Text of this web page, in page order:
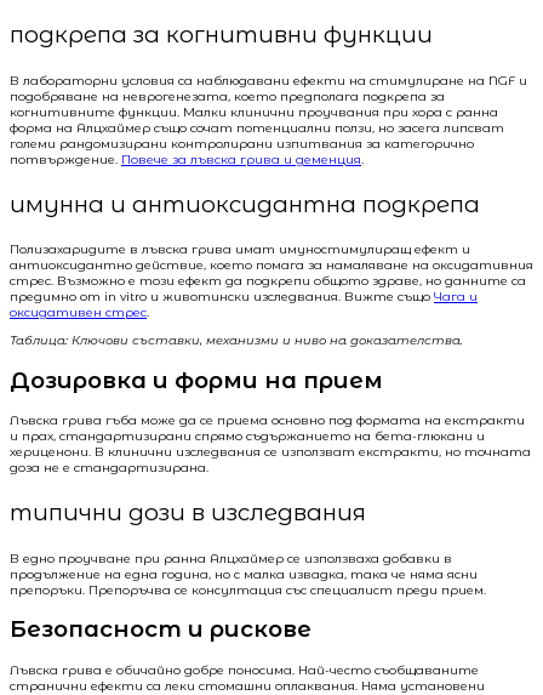
подкрепа за когнитивни функции
В лабораторни условия са наблюдавани ефекти на стимулиране на NGF и
подобряване на неврогенезата, което предполага подкрепа за
когнитивните функции. Малки клинични проучвания при хора с ранна
форма на Алцхаймер също сочат потенциални ползи, но засега липсват
големи рандомизирани контролирани изпитвания за категорично
потвърждение. Повече за лъвска грива и деменция.
имунна и антиоксидантна подкрепа
Полизахаридите в лъвска грива имат имуностимулиращ ефект и
антиоксидантно действие, което помага за намаляване на оксидативния
стрес. Възможно е този ефект да подкрепи общото здраве, но данните са
предимно от in vitro и животински изследвания. Вижте също Чага и
оксидативен стрес.
Таблица: Ключови съставки, механизми и ниво на доказателства.
Дозировка и форми на прием
Лъвска грива гъба може да се приема основно под формата на екстракти
и прах, стандартизирани спрямо съдържанието на бета-глюкани и
хериценони. В клинични изследвания се използват екстракти, но точната
доза не е стандартизирана.
типични дози в изследвания
В едно проучване при ранна Алцхаймер се използваха добавки в
продължение на една година, но с малка извадка, така че няма ясни
препоръки. Препоръчва се консултация със специалист преди прием.
Безопасност и рискове
Лъвска грива е обичайно добре поносима. Най-често съобщаваните
странични ефекти са леки стомашни оплаквания. Няма установени